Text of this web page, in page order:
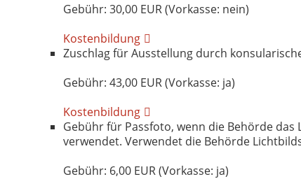
Gebühr: 30,00 EUR (Vorkasse: nein)
Kostenbildung
Zuschlag für Ausstellung durch
Gebühr: 43,00 EUR (Vorkasse: ja)
Kostenbildung
Gebühr für Passfoto, wenn die Behörde
verwendet. Verwendet die Behörde
Gebühr: 6,00 EUR (Vorkasse: ja)